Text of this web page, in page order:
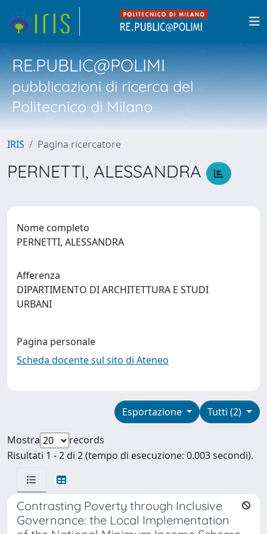
RE.PUBLIC@POLIMI
pubblicazioni di ricerca del
Politecnico di Milano
IRIS Pagina ricercatore
PERNETTI, ALESSANDRA
Nome completo
PERNETTI, ALESSANDRA
Afferenza
DIPARTIMENTO DI ARCHITETTURA E STUDI
URBANI
Pagina personale
Scheda docente sul sito di Ateneo
Tutti (2)
Esportazione
Mostra
records
Risultati 1 - 2 di 2 (tempo di esecuzione: 0.003 secondi).
Contrasting Poverty through Inclusive
Governance: the Local Implementation